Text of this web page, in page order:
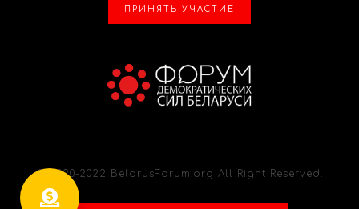
ПРИНЯТЬ УЧАСТИЕ
© 2020-2022 BelarusForum.org All Right Reserved.